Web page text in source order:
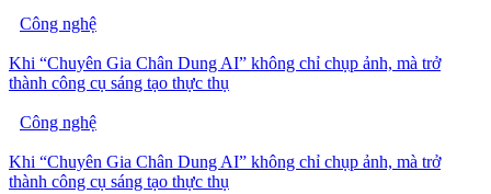
Công nghệ
Khi “Chuyên Gia Chân Dung AI” không chỉ chụp ảnh, mà trở
thành công cụ sáng tạo thực thụ
Công nghệ
Khi “Chuyên Gia Chân Dung AI” không chỉ chụp ảnh, mà trở
thành công cụ sáng tạo thực thụ